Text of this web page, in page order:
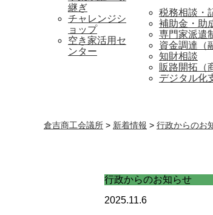
継ぎ
チャレンジシ
ョップ
空き家活用セ
ンター
税務相談・
補助金・助
専門家派遣
資金調達（
知財相談
販路開拓（
デジタル化
倉吉商工会議所 > 新着情報 > 行政からのお
行政からのお知らせ
2025.11.6